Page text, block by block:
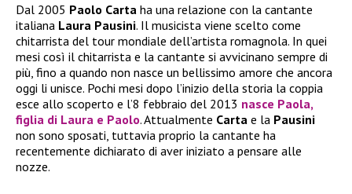
Dal 2005 Paolo Carta ha una relazione con la cantante
italiana Laura Pausini. Il musicista viene scelto come
chitarrista del tour mondiale dell’artista romagnola. In quei
mesi così il chitarrista e la cantante si avvicinano sempre di
più, fino a quando non nasce un bellissimo amore che ancora
oggi li unisce. Pochi mesi dopo l’inizio della storia la coppia
esce allo scoperto e l’8 febbraio del 2013 nasce Paola,
figlia di Laura e Paolo. Attualmente Carta e la Pausini
non sono sposati, tuttavia proprio la cantante ha
recentemente dichiarato di aver iniziato a pensare alle
nozze.